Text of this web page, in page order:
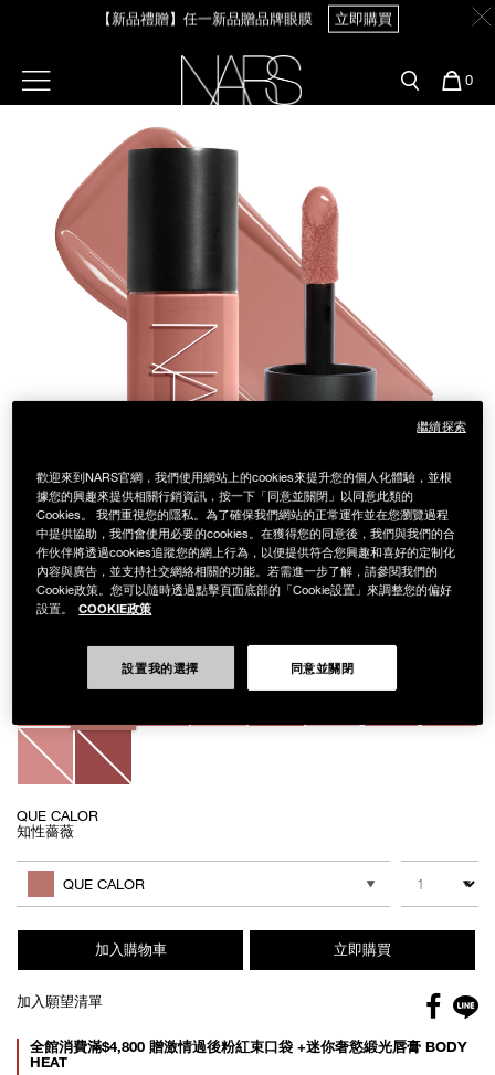
【新品禮贈】任一新品贈品牌眼膜 立即購買
【8.6-8.9 限定】全館最高享14%回饋
【8/3-8/10限定】明星底妝買1送1
【8/3-8/10限定】限時輸碼贈迷你腮紅露
新客首購輸＜WELCOME＞享9折
選單"
您
0
官網最新活動
預約金曲獎妝容
官網獨家組合
水光頰彩系列
試用送到家
彩盤及禮盒組
彩妝服務
彩妝專欄
專業彩妝學院
Details
/zh/
NB000002223
激情誘色腮紅露
QUE CALOR
知性薔薇
to
cart
Actions
其他色系
QUE CALOR
數量
加入購物車 立即購買
加入願望清單
Promotions
全館消費滿$4,800 贈激情過後粉紅束口袋 +迷你奢慾緞光唇膏 BODY
HEAT
歡迎來到NARS官網，我們使用網站上的cookies來提升您的個人化體驗，並根
據您的興趣來提供相關行銷資訊，按一下「同意並關閉」以同意此類的
Cookies。 我們重視您的隱私。為了確保我們網站的正常運作並在您瀏覽過程
中提供協助，我們會使用必要的cookies。在獲得您的同意後，我們與我們的合
作伙伴將透過cookies追蹤您的網上行為，以便提供符合您興趣和喜好的定制化
內容與廣告，並支持社交網絡相關的功能。若需進一步了解，請參閱我們的
Cookie政策。您可以隨時透過點擊頁面底部的「Cookie設置」來調整您的偏好
設置。
COOKIE政策
設置我的選擇 同意並關閉
繼續探索